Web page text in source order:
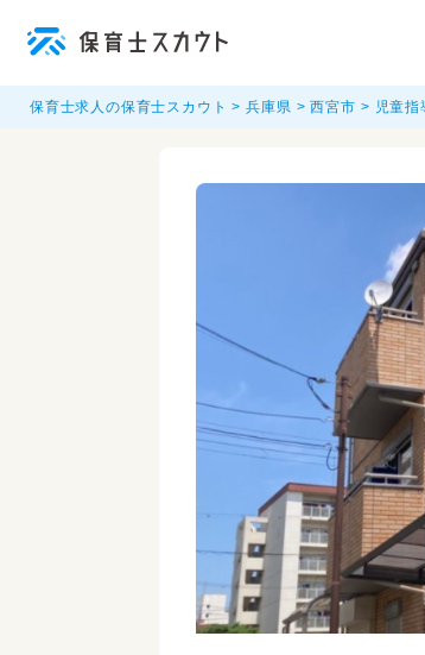
保育士求人の保育士スカウト 兵庫県 西宮市 児童指